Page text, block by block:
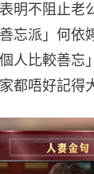
明不阻止老
忘派」何依
人比較善忘
都唔好記得